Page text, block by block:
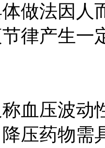
做法因人
律产生一
血压波动
压药物需